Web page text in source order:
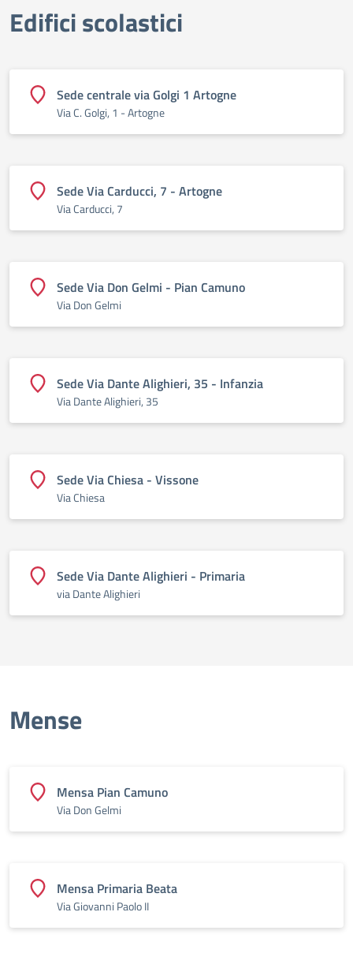
Edifici scolastici
Sede centrale via Golgi 1 Artogne
Via C. Golgi, 1 - Artogne
Sede Via Carducci, 7 - Artogne
Via Carducci, 7
Sede Via Don Gelmi - Pian Camuno
Via Don Gelmi
Sede Via Dante Alighieri, 35 - Infanzia
Via Dante Alighieri, 35
Sede Via Chiesa - Vissone
Via Chiesa
Sede Via Dante Alighieri - Primaria
via Dante Alighieri
Mense
Mensa Pian Camuno
Via Don Gelmi
Mensa Primaria Beata
Via Giovanni Paolo II